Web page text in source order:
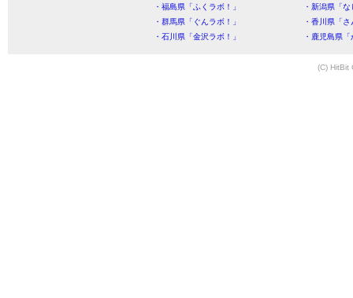
・福島県「ふくラボ！」
・新潟県「
・群馬県「ぐんラボ！」
・香川県「
・石川県「金沢ラボ！」
・鹿児島県
(C) HitBit